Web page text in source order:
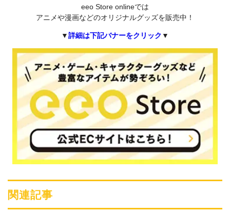
eeo Store onlineでは
アニメや漫画などのオリジナルグッズを販売中！
▼詳細は下記バナーをクリック ▼
関連記事